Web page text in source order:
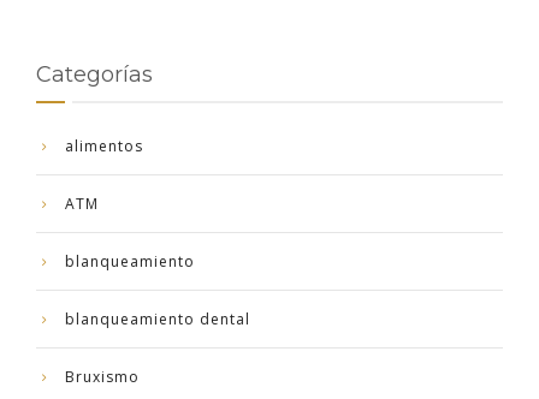
Categorías
alimentos
ATM
blanqueamiento
blanqueamiento dental
Bruxismo